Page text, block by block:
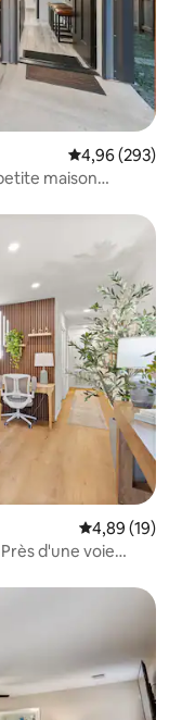
Évaluation
4,96 (293)
maison
Évaluation
4,89 (19)
d'une voie